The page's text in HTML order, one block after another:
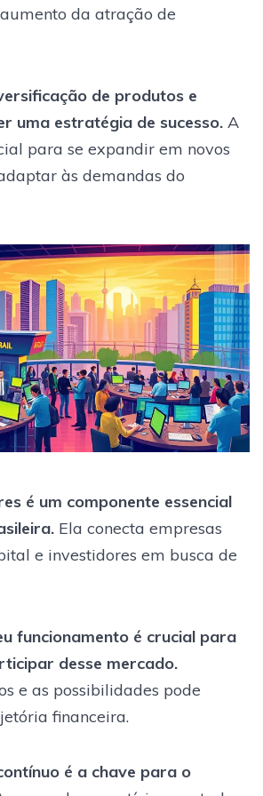
da atração de
de produtos e
uma estratégia de sucesso. A
para se expandir em novos
às demandas do
é um componente essencial
Ela conecta empresas
e investidores em busca de
funcionamento é crucial para
desse mercado.
e as possibilidades pode
financeira.
é a chave para o